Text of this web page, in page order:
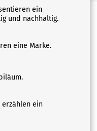
ein
und nachhaltig.
eine Marke.
erzählen ein